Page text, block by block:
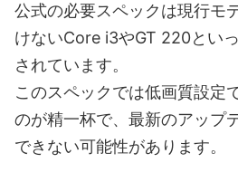
公式の必要スペックは現行モ
けないCore i3やGT 220とい
されています。
このスペックでは低画質設定
のが精一杯で、最新のアップ
できない可能性があります。